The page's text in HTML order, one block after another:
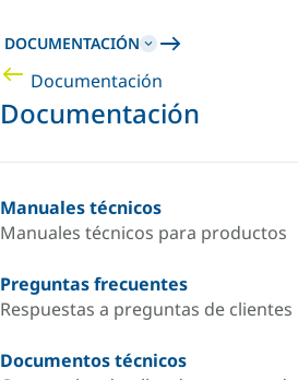
DOCUMENTACIÓN
Documentación
Documentación
Manuales técnicos
Manuales técnicos para productos
Preguntas frecuentes
Respuestas a preguntas de clientes
Documentos técnicos